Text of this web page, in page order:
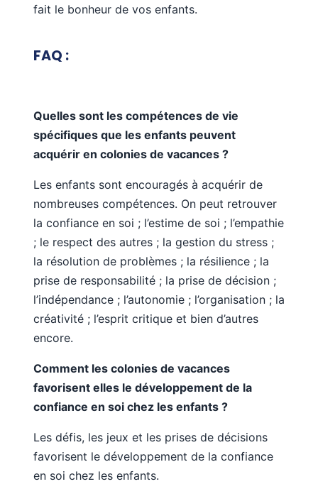
fait le bonheur de vos enfants.
FAQ :
Quelles sont les compétences de vie
spécifiques que les enfants peuvent
acquérir en colonies de vacances ?
Les enfants sont encouragés à acquérir de
nombreuses compétences. On peut retrouver
la confiance en soi ; l’estime de soi ; l’empathie
; le respect des autres ; la gestion du stress ;
la résolution de problèmes ; la résilience ; la
prise de responsabilité ; la prise de décision ;
l’indépendance ; l’autonomie ; l’organisation ; la
créativité ; l’esprit critique et bien d’autres
encore.
Comment les colonies de vacances
favorisent elles le développement de la
confiance en soi chez les enfants ?
Les défis, les jeux et les prises de décisions
favorisent le développement de la confiance
en soi chez les enfants.